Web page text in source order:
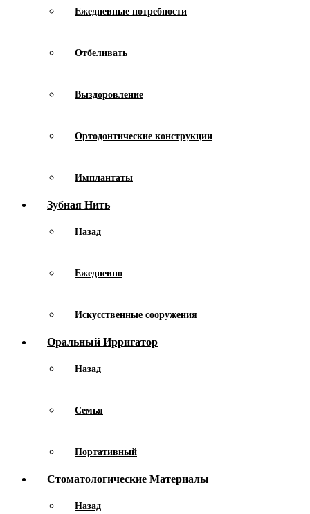
Ежедневные потребности
Отбеливать
Выздоровление
Ортодонтические конструкции
Имплантаты
Зубная Нить
Назад
Ежедневно
Искусственные сооружения
Оральный Ирригатор
Назад
Семья
Портативный
Стоматологические Материалы
Назад